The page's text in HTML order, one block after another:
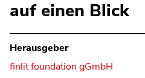
auf einen Blick
Herausgeber
finlit foundation gGmbH